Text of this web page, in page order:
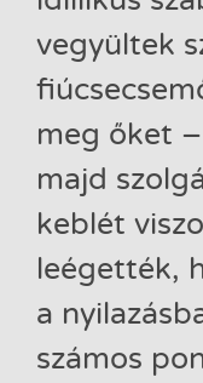
vegyültek
meg őket
majd
keblét
leégették,
a
számos